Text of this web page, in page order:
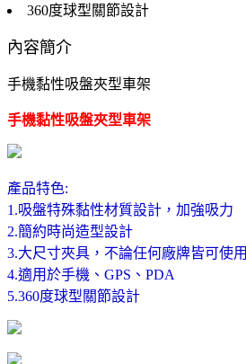
360度球型關節設計
內容簡介
手機黏性吸盤夾型車架
手機黏性吸盤夾型車架
產品特色:
1.吸盤特殊黏性材質設計，加強吸力
2.簡約時尚造型設計
3.大尺寸夾具，不論任何廠牌皆可使用
4.適用於手機、GPS、PDA
5.360度球型關節設計